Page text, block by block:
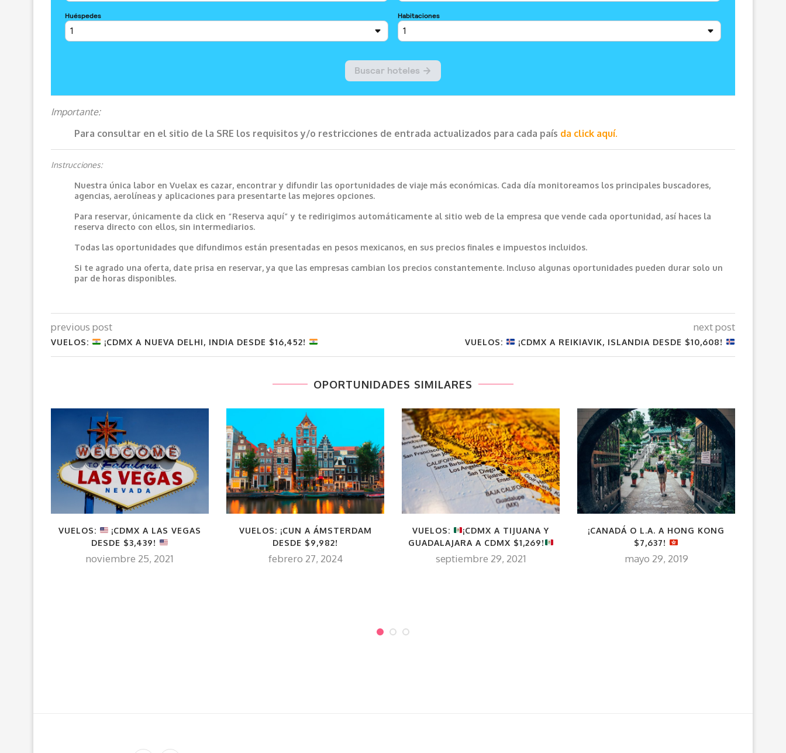
Importante:
Para consultar en el sitio de la SRE los requisitos y/o restricciones de entrada actualizados para cada país da click aquí.
Instrucciones:
Nuestra única labor en Vuelax es cazar, encontrar y difundir las oportunidades de viaje más económicas. Cada día monitoreamos los principales buscadores,
agencias, aerolíneas y aplicaciones para presentarte las mejores opciones.
Para reservar, únicamente da click en “Reserva aquí” y te redirigimos automáticamente al sitio web de la empresa que vende cada oportunidad, así haces la
reserva directo con ellos, sin intermediarios.
Todas las oportunidades que difundimos están presentadas en pesos mexicanos, en sus precios finales e impuestos incluidos.
Si te agrado una oferta, date prisa en reservar, ya que las empresas cambian los precios constantemente. Incluso algunas oportunidades pueden durar solo un
par de horas disponibles.
previous post
VUELOS: ¡CDMX A NUEVA DELHI, INDIA DESDE $16,452!
next post
VUELOS: ¡CDMX A REIKIAVIK, ISLANDIA DESDE $10,608!
OPORTUNIDADES SIMILARES
VUELOS:
¡CDMX A LAS VEGAS
DESDE $3,439!
noviembre 25, 2021
VUELOS: ¡CUN A ÁMSTERDAM
DESDE $9,982!
febrero 27, 2024
VUELOS:
¡CDMX A TIJUANA Y
GUADALAJARA A CDMX $1,269!
septiembre 29, 2021
¡CANADÁ O L.A. A HONG KONG
$7,637!
mayo 29, 2019